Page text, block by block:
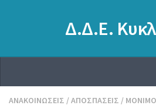
Δ.Δ.Ε.
ΑΝΑΚΟΙΝΏΣΕΙΣ /ΑΠΟΣΠΆΣΕΙΣ /